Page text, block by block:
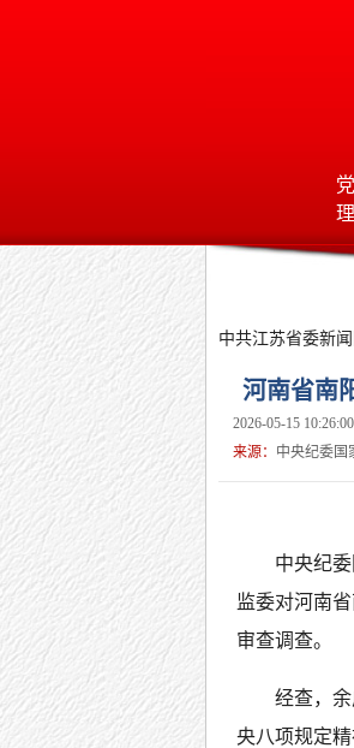
中共江苏省委新闻
河南省南
2026-05-15 10:26:00
来源： 中央纪委国
中央纪
监委对河南
审查调查。
经查，
央八项规定